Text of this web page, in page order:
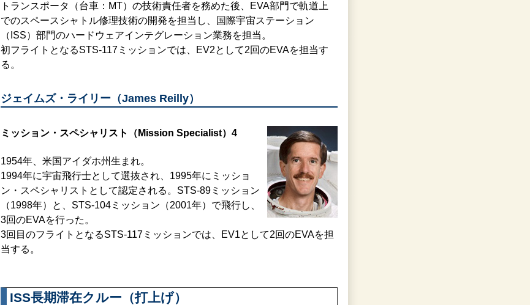
トランスポータ（台車：MT）の技術責任者を務めた後、EVA部門で軌道上
でのスペースシャトル修理技術の開発を担当し、国際宇宙ステーション
（ISS）部門のハードウェアインテグレーション業務を担当。
初フライトとなるSTS-117ミッションでは、EV2として2回のEVAを担当す
る。
ジェイムズ・ライリー（James Reilly）
ミッション・スペシャリスト（Mission Specialist）4
1954年、米国アイダホ州生まれ。
1994年に宇宙飛行士として選抜され、1995年にミッショ
ン・スペシャリストとして認定される。STS-89ミッション
（1998年）と、STS-104ミッション（2001年）で飛行し、
3回のEVAを行った。
3回目のフライトとなるSTS-117ミッションでは、EV1として2回のEVAを担
当する。
ISS長期滞在クルー（打上げ）